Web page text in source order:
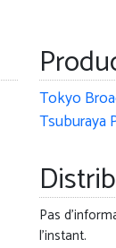
Tokyo
Tsuburaya
Pas
l'instant.